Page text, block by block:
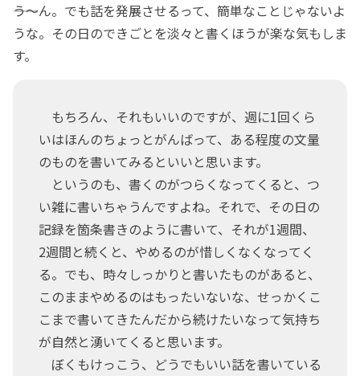
――う～ん。でも話を発展させるって、簡単なことじゃないよ
うな。その日のできごとを淡々と書くほうが楽な気もしま
す。
もちろん、それもいいのですが、週に1回くら
いはほんのちょっとがんばって、ある程度の文量
のものを書いてみるといいと思います。
というのも、書くのがつらくなってくると、つ
い雑に書いちゃうんですよね。それで、その日の
記録を箇条書きのように書いて、それが1週間、
2週間と続くと、やめるのが惜しくなくなってく
る。でも、時々しっかりと書いたものがあると、
このままやめるのはもったいないな、せっかくこ
こまで書いてきたんだから続けたいなって気持ち
が自然と湧いてくると思います。
ぼくもけっこう、どうでもいい話を書いている